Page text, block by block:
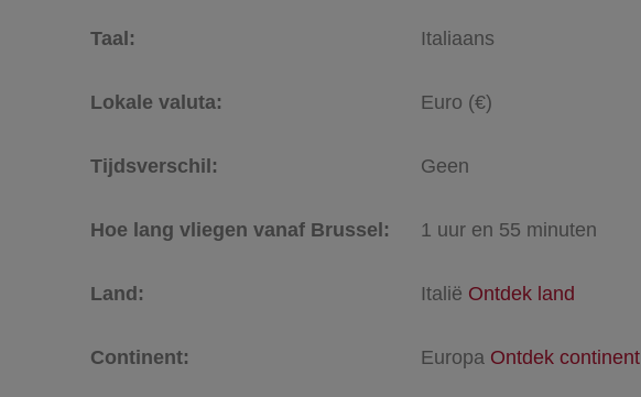
Taal: Italiaans
Lokale valuta: Euro (€)
Tijdsverschil: Geen
Hoe lang vliegen vanaf Brussel: 1 uur en 55 minuten
Land: Italië Ontdek land
Continent: Europa Ontdek continent